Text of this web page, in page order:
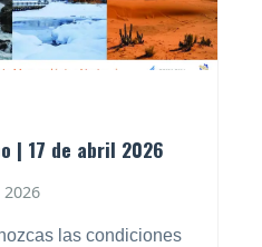
| 17 de abril 2026
las condiciones